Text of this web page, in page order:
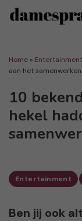
Home » Entertainment
aan het samenwerken
10
hekel
Entertainment
Ben jij ook